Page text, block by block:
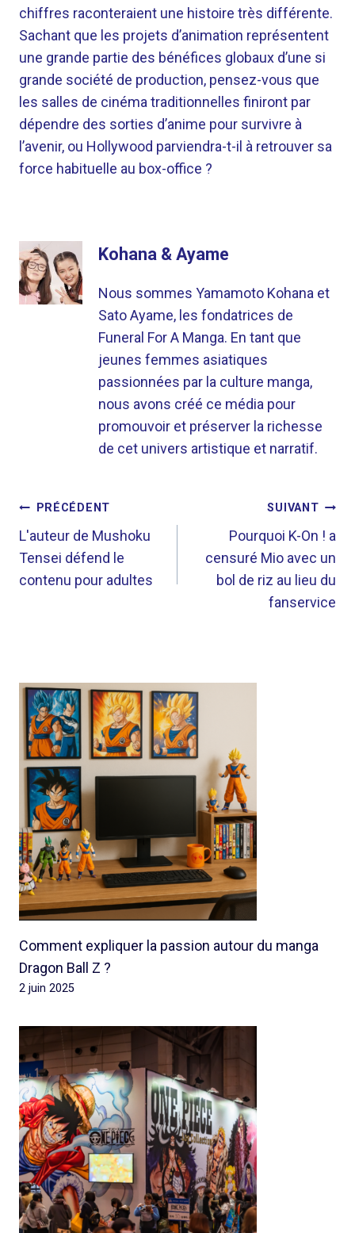
chiffres raconteraient une histoire très différente.
Sachant que les projets d’animation représentent
une grande partie des bénéfices globaux d’une si
grande société de production, pensez-vous que
les salles de cinéma traditionnelles finiront par
dépendre des sorties d’anime pour survivre à
l’avenir, ou Hollywood parviendra-t-il à retrouver sa
force habituelle au box-office ?
Kohana & Ayame
Nous sommes Yamamoto Kohana et
Sato Ayame, les fondatrices de
Funeral For A Manga. En tant que
jeunes femmes asiatiques
passionnées par la culture manga,
nous avons créé ce média pour
promouvoir et préserver la richesse
de cet univers artistique et narratif.
NAVIGATION
DE
L’ARTICLE
PRÉCÉDENT
L'auteur de Mushoku
Tensei défend le
contenu pour adultes
SUIVANT
Pourquoi K-On ! a
censuré Mio avec un
bol de riz au lieu du
fanservice
Comment expliquer la passion autour du manga
Dragon Ball Z ?
2 juin 2025